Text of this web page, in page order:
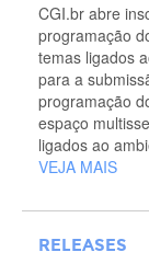
CGI.br abre
programação
temas ligados
para a
programação
espaço
ligados ao
VEJA MAIS
RELEASES